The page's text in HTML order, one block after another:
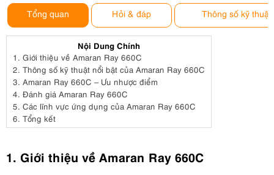
Tổng quan Hỏi & đáp Thông số kỹ thuật
Nội Dung Chính
1. Giới thiệu về Amaran Ray 660C
2. Thông số kỹ thuật nổi bật của Amaran Ray 660C
3. Amaran Ray 660C – Ưu nhược điểm
4. Đánh giá Amaran Ray 660C
5. Các lĩnh vực ứng dụng của Amaran Ray 660C
6. Tổng kết
1. Giới thiệu về Amaran Ray 660C